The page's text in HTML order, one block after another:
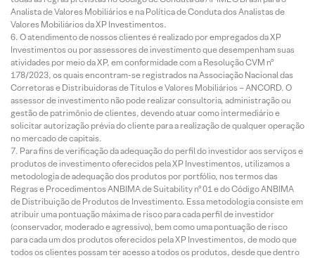
Analista de Valores Mobiliários e na Política de Conduta dos Analistas de
Valores Mobiliários da XP Investimentos.
O atendimento de nossos clientes é realizado por empregados da XP
Investimentos ou por assessores de investimento que desempenham suas
atividades por meio da XP, em conformidade com a Resolução CVM nº
178/2023, os quais encontram-se registrados na Associação Nacional das
Corretoras e Distribuidoras de Títulos e Valores Mobiliários – ANCORD. O
assessor de investimento não pode realizar consultoria, administração ou
gestão de patrimônio de clientes, devendo atuar como intermediário e
solicitar autorização prévia do cliente para a realização de qualquer operação
no mercado de capitais.
Para fins de verificação da adequação do perfil do investidor aos serviços e
produtos de investimento oferecidos pela XP Investimentos, utilizamos a
metodologia de adequação dos produtos por portfólio, nos termos das
Regras e Procedimentos ANBIMA de Suitability nº 01 e do Código ANBIMA
de Distribuição de Produtos de Investimento. Essa metodologia consiste em
atribuir uma pontuação máxima de risco para cada perfil de investidor
(conservador, moderado e agressivo), bem como uma pontuação de risco
para cada um dos produtos oferecidos pela XP Investimentos, de modo que
todos os clientes possam ter acesso a todos os produtos, desde que dentro